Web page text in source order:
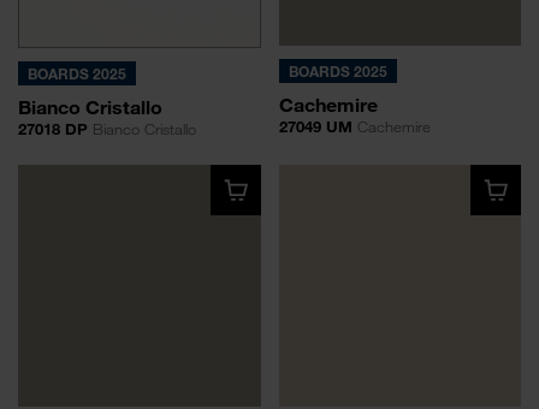
BOARDS 2025
Bianco Cristallo
27018 DP Bianco Cristallo
BOARDS 2025
Cachemire
27049 UM Cachemire